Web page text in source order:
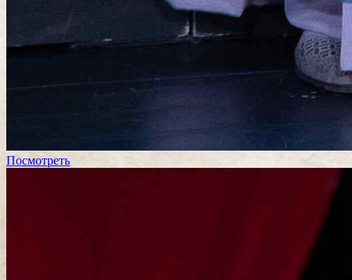
Посмотреть